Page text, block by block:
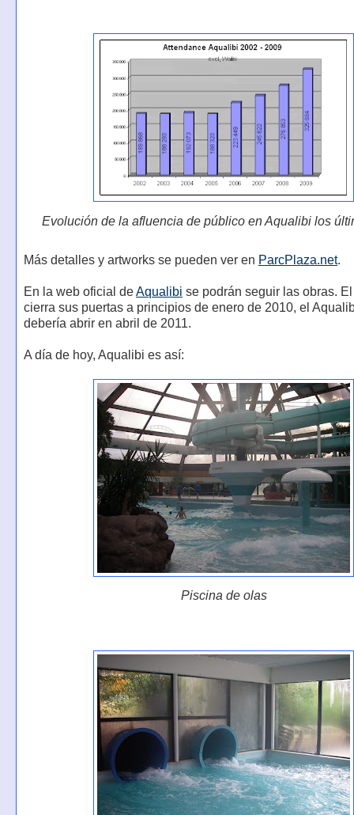
Evolución de la afluencia de público en Aqualibi los
Más detalles y artworks se pueden ver en ParcPlaza.net.
En la web oficial deAqualibi se podrán seguir las obras.
cierra sus puertas a principios de enero de 2010, el
debería abrir en abril de 2011.
A día de hoy, Aqualibi es así:
Piscina de olas